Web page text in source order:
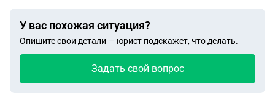
У вас похожая ситуация?
Опишите свои детали — юрист подскажет, что делать.
Задать свой вопрос